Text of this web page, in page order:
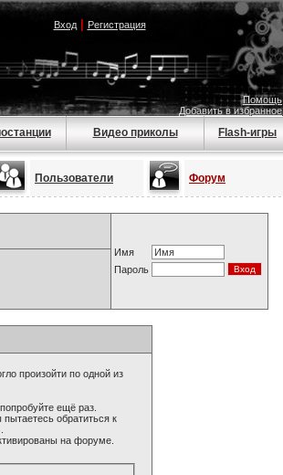
Вход| Регистрация
Помощь
Добавить в избранное
Видео приколы Flash-игры
Пользователи Форум
Имя
Пароль
произойти по одной из
ещё раз.
обратиться к
на форуме.